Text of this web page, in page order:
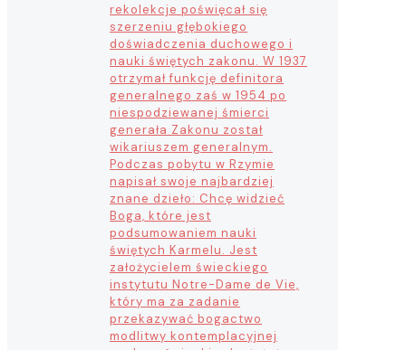
rekolekcje poświęcał się
szerzeniu głębokiego
doświadczenia duchowego i
nauki świętych zakonu. W 1937
otrzymał funkcję definitora
generalnego zaś w 1954 po
niespodziewanej śmierci
generała Zakonu został
wikariuszem generalnym.
Podczas pobytu w Rzymie
napisał swoje najbardziej
znane dzieło: Chcę widzieć
Boga, które jest
podsumowaniem nauki
świętych Karmelu. Jest
założycielem świeckiego
instytutu Notre-Dame de Vie,
który ma za zadanie
przekazywać bogactwo
modlitwy kontemplacyjnej